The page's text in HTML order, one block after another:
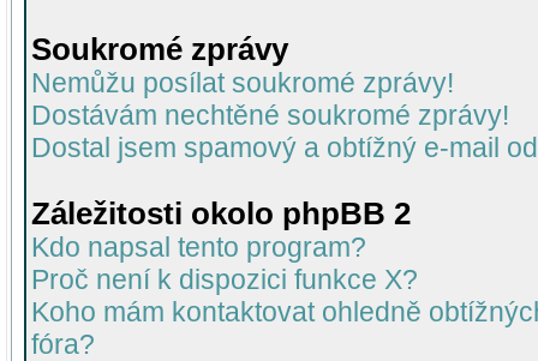
Soukromé zprávy
Nemůžu posílat soukromé zprávy!
Dostávám nechtěné soukromé zprávy!
Dostal jsem spamový a obtížný e-mail
Záležitosti okolo phpBB 2
Kdo napsal tento program?
Proč není k dispozici funkce X?
Koho mám kontaktovat ohledně
fóra?